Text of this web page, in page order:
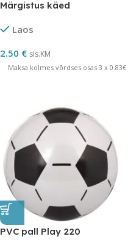
Märgistus käed
Laos
2.50 € sis.KM
Maksa kolmes võrdses osas 3 x 0.83€
PVC pall Play 220